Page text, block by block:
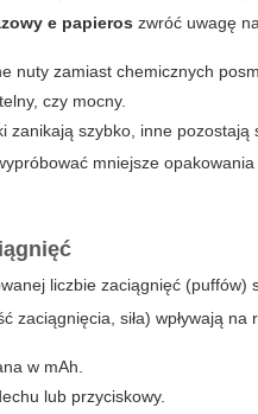
e papieros zwróć uwagę
nuty zamiast chemicznych
czy mocny.
szybko, inne pozostają
mniejsze
liczbie zaciągnięć
zaciągnięcia, siła) wpływają
w mAh.
lub przyciskowy.